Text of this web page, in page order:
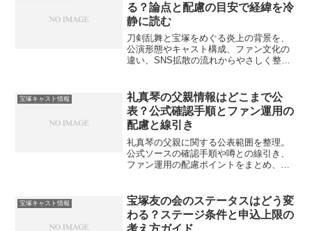
る？論点と配慮の目安で経緯を冷
静に読む
刀剣乱舞と宝塚をめぐる炎上の背景を、
公演形態やキャスト構成、ファン文化の
違い、SNS拡散の流れからやさしく整
す。
宝塚キャスト情報
礼真琴の父親情報はどこまで公
表？公式確認手順とファン運用の
配慮と線引き
礼真琴の父親に関する公表範囲を整理。
公式ソースの確認手順や噂との線引き、
ファン運用の配慮ポイントをまとめ、安
宝塚キャスト情報
宝塚友の会のステータスはどう変
わる？ステージ条件と申込上限の